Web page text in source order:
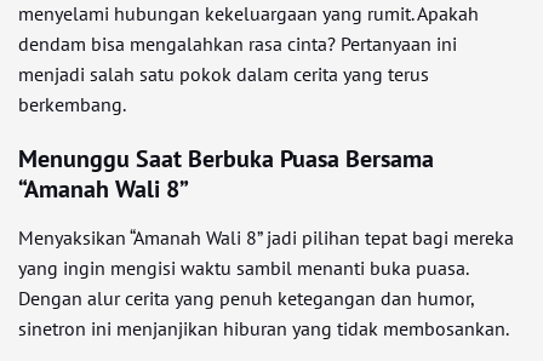
menyelami hubungan kekeluargaan yang rumit. Apakah
dendam bisa mengalahkan rasa cinta? Pertanyaan ini
menjadi salah satu pokok dalam cerita yang terus
berkembang.
Menunggu Saat Berbuka Puasa Bersama
“Amanah Wali 8”
Menyaksikan “Amanah Wali 8” jadi pilihan tepat bagi mereka
yang ingin mengisi waktu sambil menanti buka puasa.
Dengan alur cerita yang penuh ketegangan dan humor,
sinetron ini menjanjikan hiburan yang tidak membosankan.